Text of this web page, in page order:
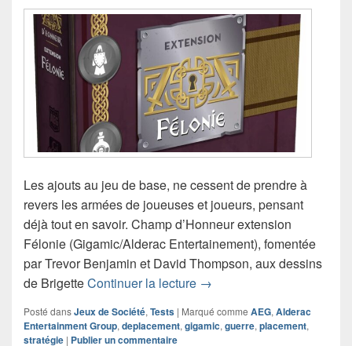
Les ajouts au jeu de base, ne cessent de prendre à
revers les armées de joueuses et joueurs, pensant
déjà tout en savoir. Champ d’Honneur extension
Félonie (Gigamic/Alderac Entertainement), fomentée
par Trevor Benjamin et David Thompson, aux dessins
de BrigetteContinuer la lecture Chronique jeu de société
→
Posté dansJeux de Société, Tests | Marqué comme AEG, Alderac
Entertainment Group, deplacement, gigamic, guerre, placement,
stratégie | Publier un commentaire